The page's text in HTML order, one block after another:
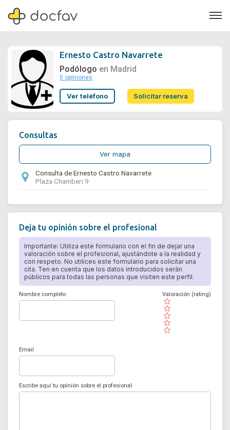
Soporte
Ernesto Castro Navarrete
Podólogo en Madrid
0 opiniones
Ver teléfono Solicitar reserva
Consultas
Ver mapa
Consulta de Ernesto Castro Navarrete
Plaza Chamberi 9
Deja tu opinión sobre el profesional
Importante: Utiliza este formulario con el fin de dejar una
valoración sobre el profesional, ajustándote a la realidad y
con respeto. No utilices este formulario para solicitar una
cita. Ten en cuenta que los datos introducidos serán
públicos para todas las personas que visiten este perfil.
Nombre completo
( )
( )
( )
( )
( )
Valoración (rating)
Email
Escribe aquí tu opinión sobre el profesional: